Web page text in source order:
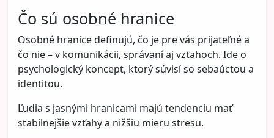
Čo sú osobné hranice
Osobné hranice definujú, čo je pre vás prijateľné a
čo nie – v komunikácii, správaní aj vzťahoch. Ide o
psychologický koncept, ktorý súvisí so sebaúctou a
identitou.
Ľudia s jasnými hranicami majú tendenciu mať
stabilnejšie vzťahy a nižšiu mieru stresu.